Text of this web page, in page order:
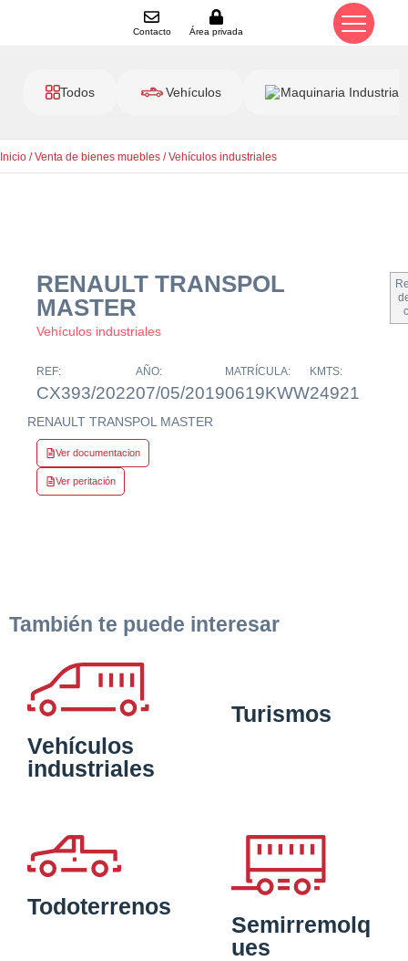
Contacto Área privada
Todos Vehículos Maquinaria Industrial
Inicio /Venta de bienes muebles /Vehículos industriales
RENAULT TRANSPOL
MASTER
Vehículos industriales
REF:
CX393/2022
AÑO:
07/05/2019
MATRÍCULA:
0619KWW
KMTS:
24921
RENAULT TRANSPOL MASTER
Ver documentacion
Ver peritación
También te puede interesar
Vehículos
industriales
Turismos
Todoterrenos
Semirremolq
ues